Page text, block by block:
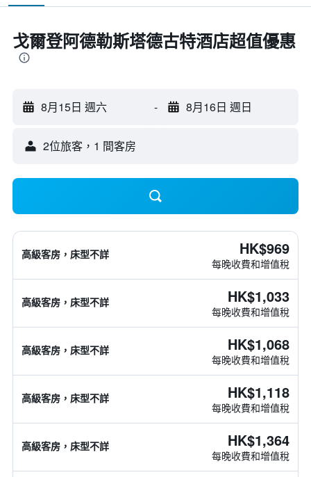
戈爾登阿德勒斯塔德古特酒店超值優惠
8月15日 週六 - 8月16日 週日
2位旅客，1 間客房
高級客房，床型不詳 HK$969
每晚收費和增值稅
高級客房，床型不詳 HK$1,033
每晚收費和增值稅
高級客房，床型不詳 HK$1,068
每晚收費和增值稅
高級客房，床型不詳 HK$1,118
每晚收費和增值稅
高級客房，床型不詳 HK$1,364
每晚收費和增值稅